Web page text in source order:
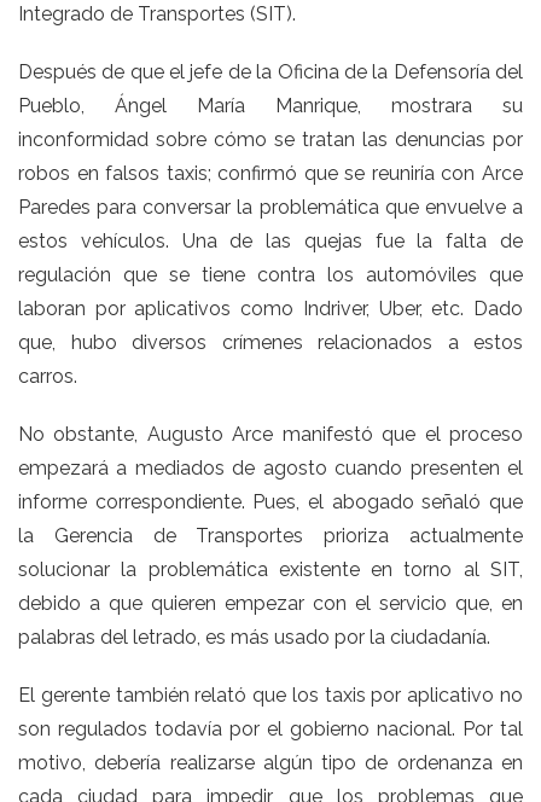
Integrado de Transportes (SIT).
Después de que el jefe de la Oficina de la Defensoría del
Pueblo, Ángel María Manrique, mostrara su
inconformidad sobre cómo se tratan las denuncias por
robos en falsos taxis; confirmó que se reuniría con Arce
Paredes para conversar la problemática que envuelve a
estos vehículos. Una de las quejas fue la falta de
regulación que se tiene contra los automóviles que
laboran por aplicativos como Indriver, Uber, etc. Dado
que, hubo diversos crímenes relacionados a estos
carros.
No obstante, Augusto Arce manifestó que el proceso
empezará a mediados de agosto cuando presenten el
informe correspondiente. Pues, el abogado señaló que
la Gerencia de Transportes prioriza actualmente
solucionar la problemática existente en torno al SIT,
debido a que quieren empezar con el servicio que, en
palabras del letrado, es más usado por la ciudadanía.
El gerente también relató que los taxis por aplicativo no
son regulados todavía por el gobierno nacional. Por tal
motivo, debería realizarse algún tipo de ordenanza en
cada ciudad para impedir que los problemas que